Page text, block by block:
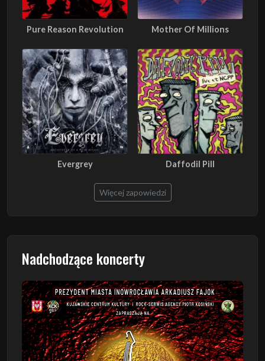
Pure Reason Revolution Mother Of Millions
Evergrey Daffodil Pill
Więcej zapowiedzi
Nadchodzące koncerty